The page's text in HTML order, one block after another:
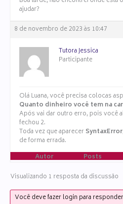
ajudar?
8 de novembro de 2023 às 10:47
Tutora Jessica
Participante
Olá Luana, você precisa colocas
Quanto dinheiro você tem na
Após vai dar outro erro, pois você
fechou 2.
Toda vez que aparecerSyntaxError
de forma errada.
Autor
Posts
Visualizando 1 resposta da discussão
Você deve fazer login para